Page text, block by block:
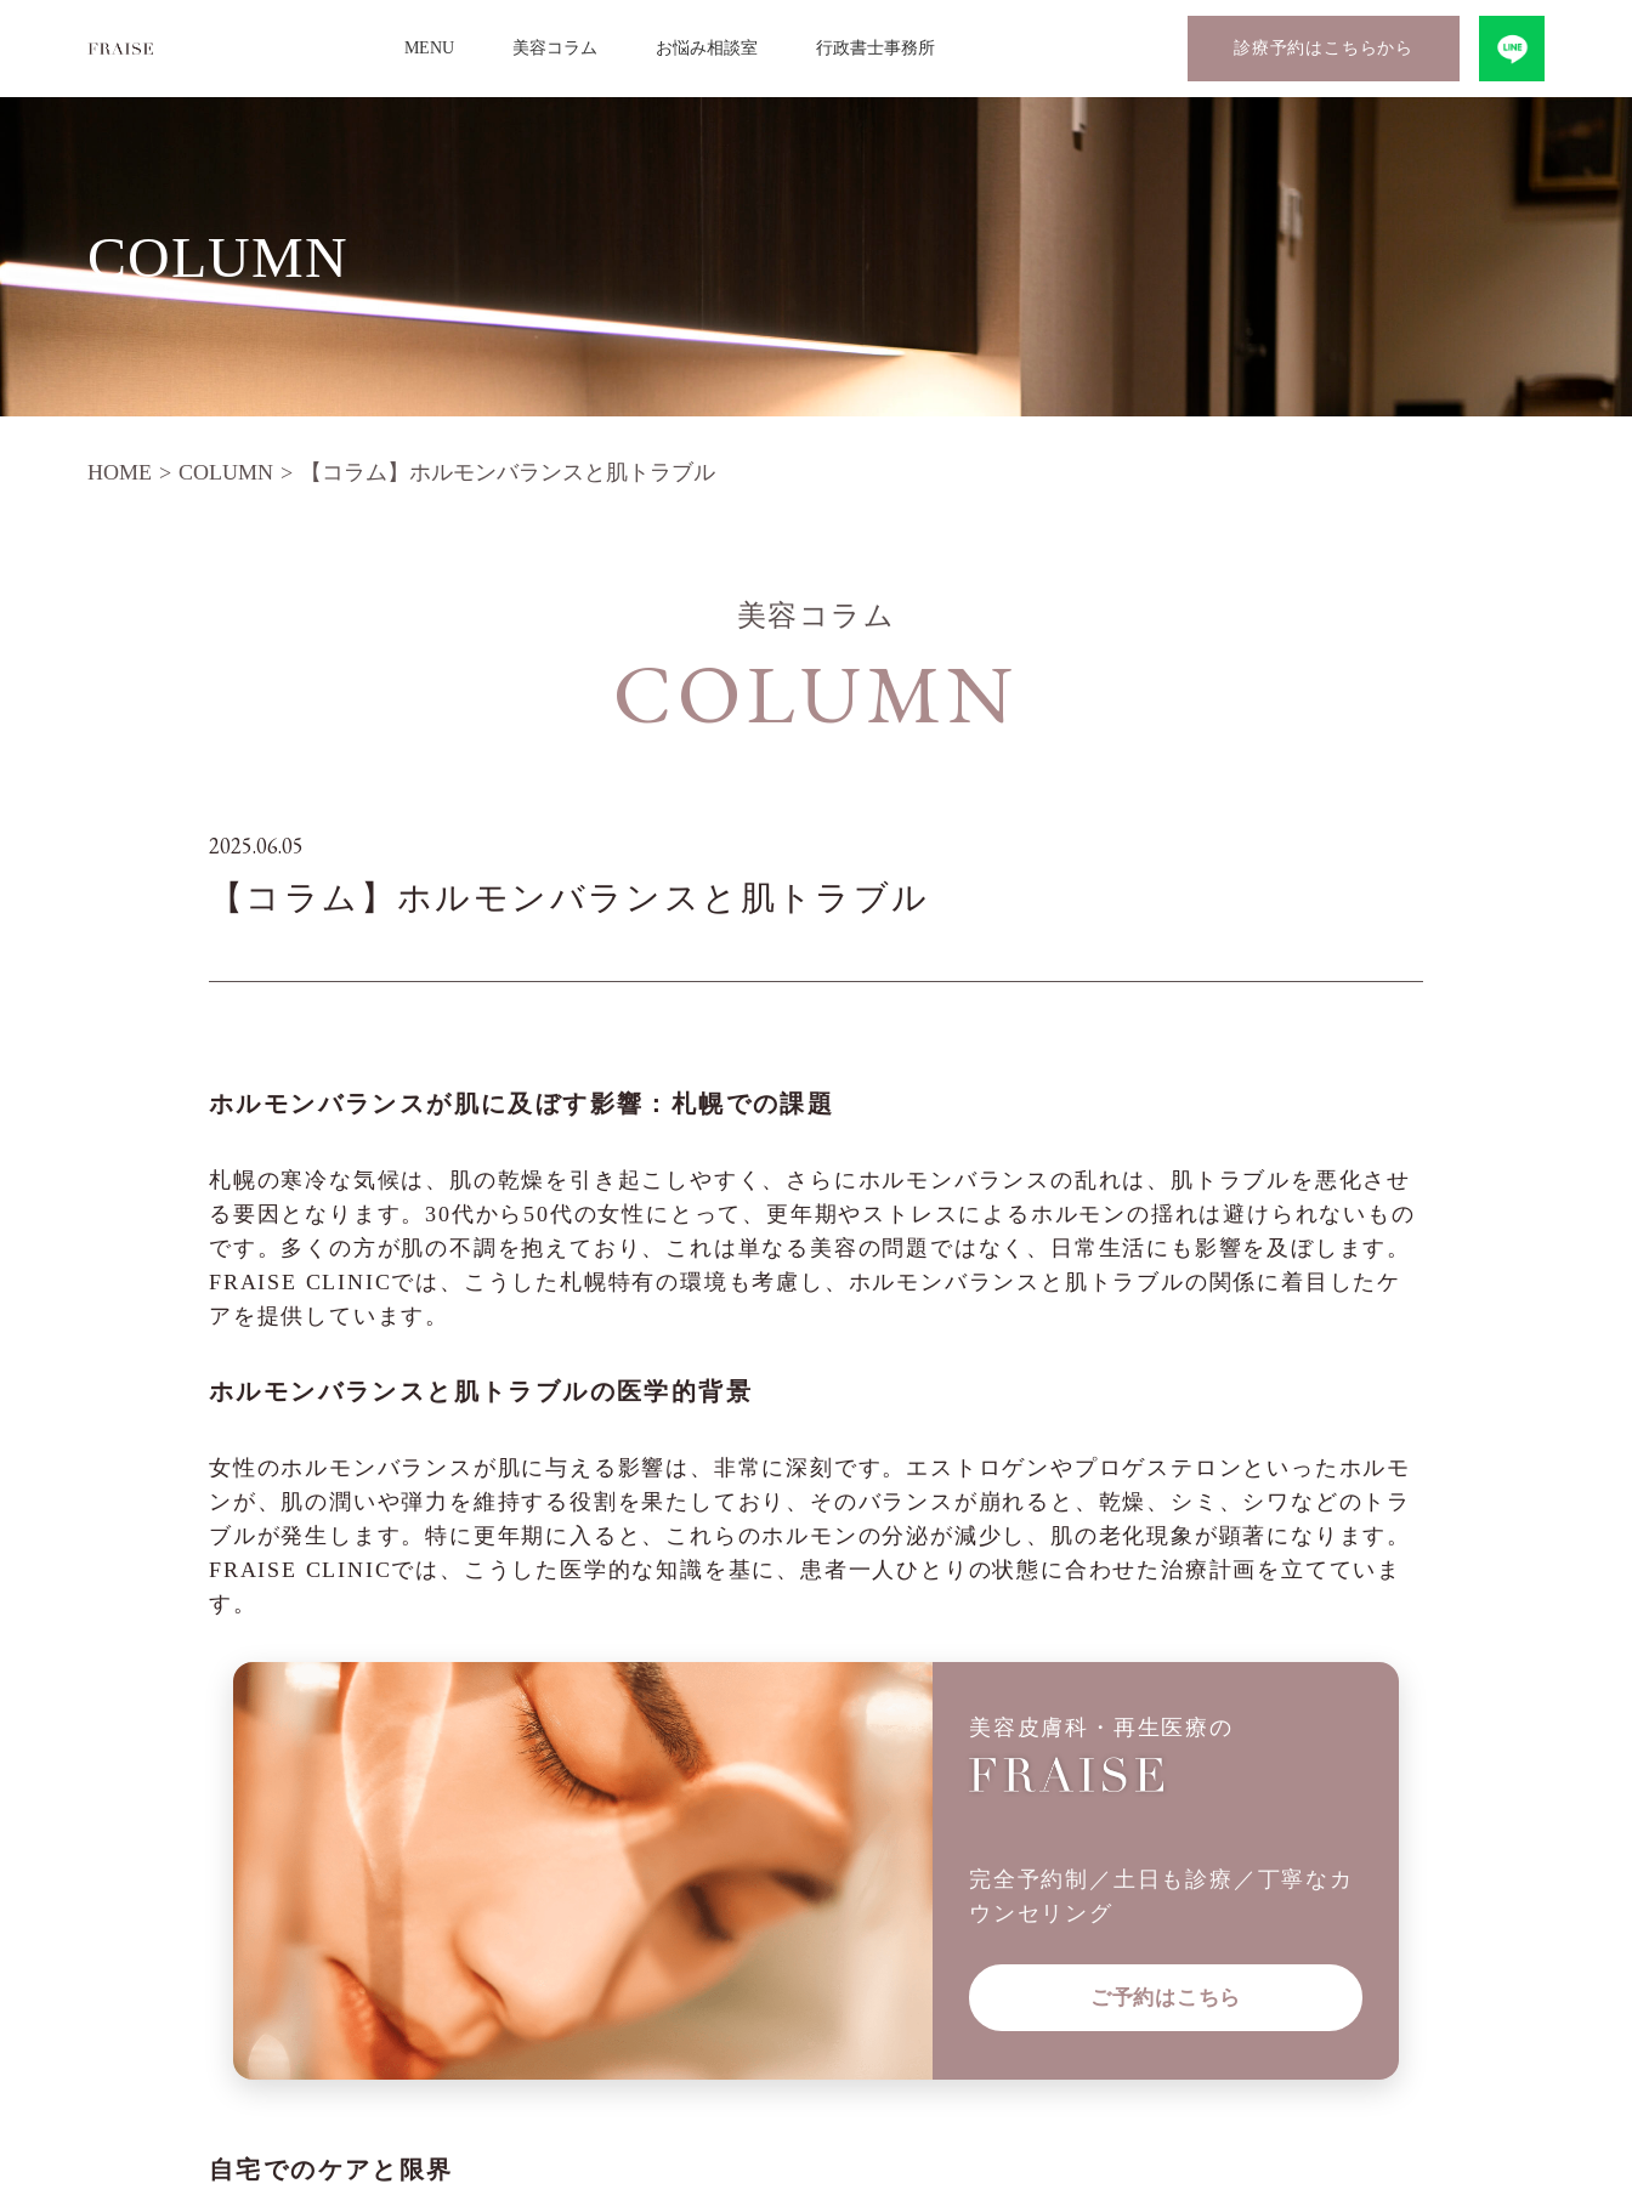
MENU 美容コラム お悩み相談室 行政書士事務所 診療予約はこちらから
COLUMN
HOME > COLUMN > 【コラム】ホルモンバランスと肌トラブル
美容コラム
COLUMN
2025.06.05
【コラム】ホルモンバランスと肌トラブル
ホルモンバランスが肌に及ぼす影響：札幌での課題
札幌の寒冷な気候は、肌の乾燥を引き起こしやすく、さらにホルモンバランスの乱れは、肌トラブルを悪化させ
る要因となります。30代から50代の女性にとって、更年期やストレスによるホルモンの揺れは避けられないもの
です。多くの方が肌の不調を抱えており、これは単なる美容の問題ではなく、日常生活にも影響を及ぼします。
FRAISE CLINICでは、こうした札幌特有の環境も考慮し、ホルモンバランスと肌トラブルの関係に着目したケ
アを提供しています。
ホルモンバランスと肌トラブルの医学的背景
女性のホルモンバランスが肌に与える影響は、非常に深刻です。エストロゲンやプロゲステロンといったホルモ
ンが、肌の潤いや弾力を維持する役割を果たしており、そのバランスが崩れると、乾燥、シミ、シワなどのトラ
ブルが発生します。特に更年期に入ると、これらのホルモンの分泌が減少し、肌の老化現象が顕著になります。
FRAISE CLINICでは、こうした医学的な知識を基に、患者一人ひとりの状態に合わせた治療計画を立てていま
す。
美容皮膚科・再生医療の
完全予約制／土日も診療／丁寧なカ
ウンセリング
ご予約はこちら
自宅でのケアと限界